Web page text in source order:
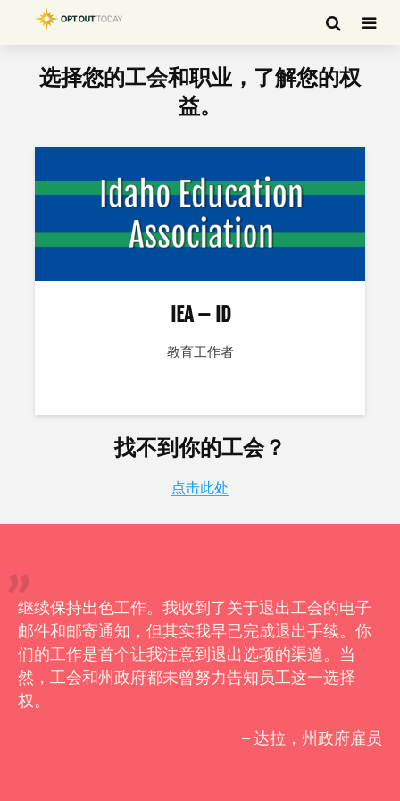
选择您的工会和职业，了解您的权
益。
IEA – ID
教育工作者
找不到你的工会？
点击此处
继续保持出色工作。我收到了关于退出工会的电子
邮件和邮寄通知，但其实我早已完成退出手续。你
们的工作是首个让我注意到退出选项的渠道。当
然，工会和州政府都未曾努力告知员工这一选择
权。
– 达拉，州政府雇员